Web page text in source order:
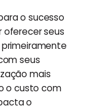
o sucesso
oferecer seus
seus
mais
o custo com
o